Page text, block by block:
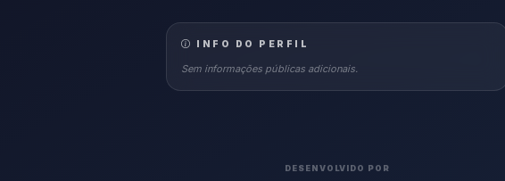
INFO DO PERFIL
Sem informações públicas adicionais.
DESENVOLVIDO POR